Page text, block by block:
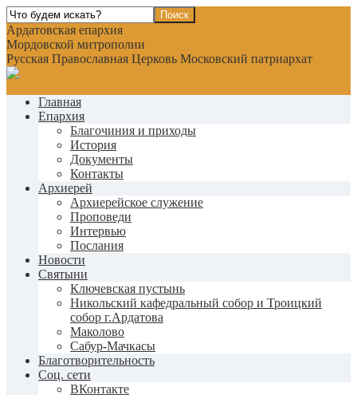
Ардатовская епархия
Мордовской митрополии
Русская Православная Церковь Московский патриархат
Главная
Епархия
Благочиния и приходы
История
Документы
Контакты
Архиерей
Архиерейское служение
Проповеди
Интервью
Послания
Новости
Святыни
Ключевская пустынь
Никольский кафедральный собор и Троицкий
собор г.Ардатова
Маколово
Сабур-Мачкасы
Благотворительность
Соц. сети
ВКонтакте